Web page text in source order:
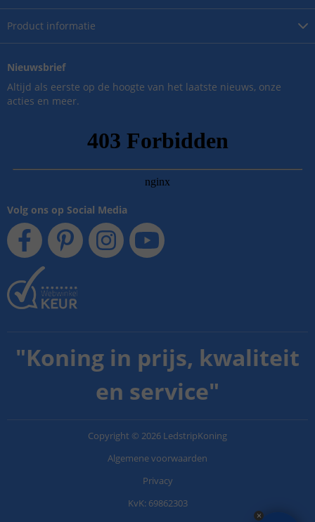
Product informatie
Nieuwsbrief
Altijd als eerste op de hoogte van het laatste nieuws, onze
acties en meer.
Volg ons op Social Media
"Koning in prijs, kwaliteit
en service"
Copyright © 2026 LedstripKoning
Algemene voorwaarden
Privacy
KvK: 69862303